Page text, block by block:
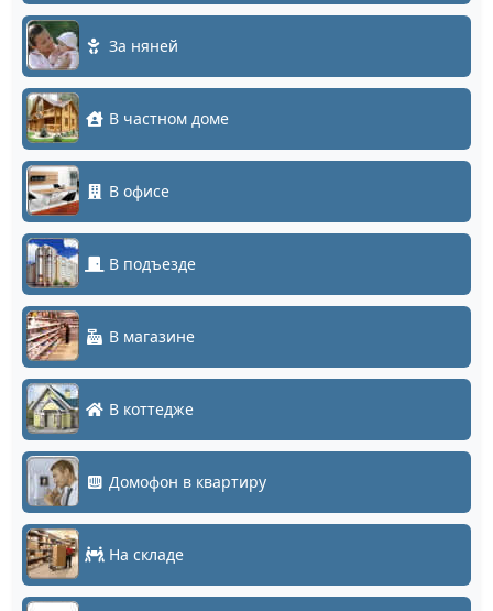
За няней
В частном доме
В офисе
В подъезде
В магазине
В коттедже
Домофон в квартиру
На складе